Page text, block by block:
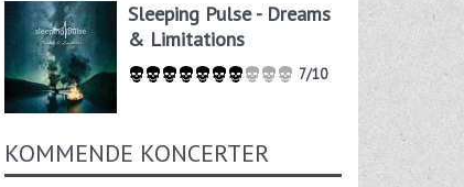
Sleeping Pulse - Dreams
& Limitations
7/10
KOMMENDE KONCERTER